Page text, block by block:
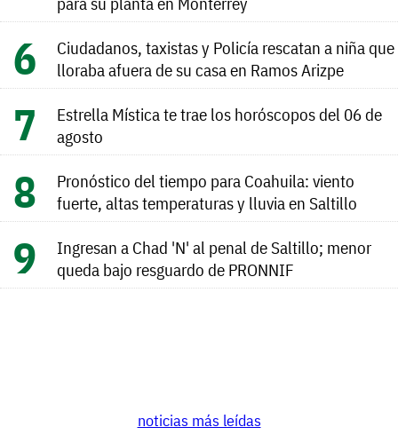
Ciudadanos, taxistas y Policía rescatan a niña que
lloraba afuera de su casa en Ramos Arizpe
Estrella Mística te trae los horóscopos del 06 de
agosto
Pronóstico del tiempo para Coahuila: viento
fuerte, altas temperaturas y lluvia en Saltillo
Ingresan a Chad 'N' al penal de Saltillo; menor
queda bajo resguardo de PRONNIF
noticias más leídas